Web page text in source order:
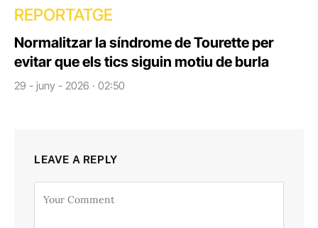
REPORTATGE
Normalitzar la síndrome de Tourette per
evitar que els tics siguin motiu de burla
29 - juny - 2026 · 02:50
LEAVE A REPLY